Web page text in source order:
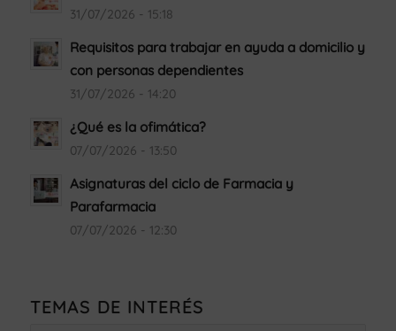
31/07/2026 - 15:18
Requisitos para trabajar en ayuda a domicilio y
con personas dependientes
31/07/2026 - 14:20
¿Qué es la ofimática?
07/07/2026 - 13:50
Asignaturas del ciclo de Farmacia y
Parafarmacia
07/07/2026 - 12:30
TEMAS DE INTERÉS